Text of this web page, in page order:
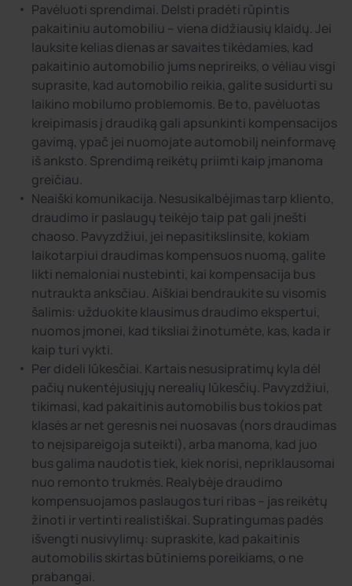
Pavėluoti sprendimai. Delsti pradėti rūpintis
pakaitiniu automobiliu – viena didžiausių klaidų. Jei
lauksite kelias dienas ar savaites tikėdamies, kad
pakaitinio automobilio jums neprireiks, o vėliau visgi
suprasite, kad automobilio reikia, galite susidurti su
laikino mobilumo problemomis. Be to, pavėluotas
kreipimasis į draudiką gali apsunkinti kompensacijos
gavimą, ypač jei nuomojate automobilį neinformavę
iš anksto. Sprendimą reikėtų priimti kaip įmanoma
greičiau.
Neaiški komunikacija. Nesusikalbėjimas tarp kliento,
draudimo ir paslaugų teikėjo taip pat gali įnešti
chaoso. Pavyzdžiui, jei nepasitikslinsite, kokiam
laikotarpiui draudimas kompensuos nuomą, galite
likti nemaloniai nustebinti, kai kompensacija bus
nutraukta anksčiau. Aiškiai bendraukite su visomis
šalimis: užduokite klausimus draudimo ekspertui,
nuomos įmonei, kad tiksliai žinotumėte, kas, kada ir
kaip turi vykti.
Per dideli lūkesčiai. Kartais nesusipratimų kyla dėl
pačių nukentėjusiųjų nerealių lūkesčių. Pavyzdžiui,
tikimasi, kad pakaitinis automobilis bus tokios pat
klasės ar net geresnis nei nuosavas (nors draudimas
to neįsipareigoja suteikti), arba manoma, kad juo
bus galima naudotis tiek, kiek norisi, nepriklausomai
nuo remonto trukmės. Realybėje draudimo
kompensuojamos paslaugos turi ribas – jas reikėtų
žinoti ir vertinti realistiškai. Supratingumas padės
išvengti nusivylimų: supraskite, kad pakaitinis
automobilis skirtas būtiniems poreikiams, o ne
prabangai.